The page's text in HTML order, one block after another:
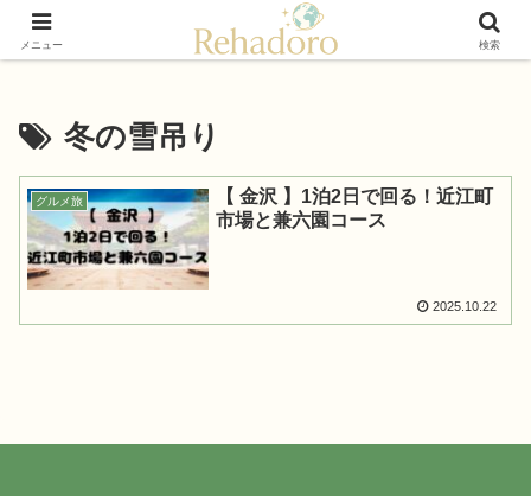
癒しと再発見の“黄金旅”ガイド
冬の雪吊り
グルメ旅
【 金沢 】1泊2日で回る！近江町
市場と兼六園コース
2025.10.22
メニュー 検索